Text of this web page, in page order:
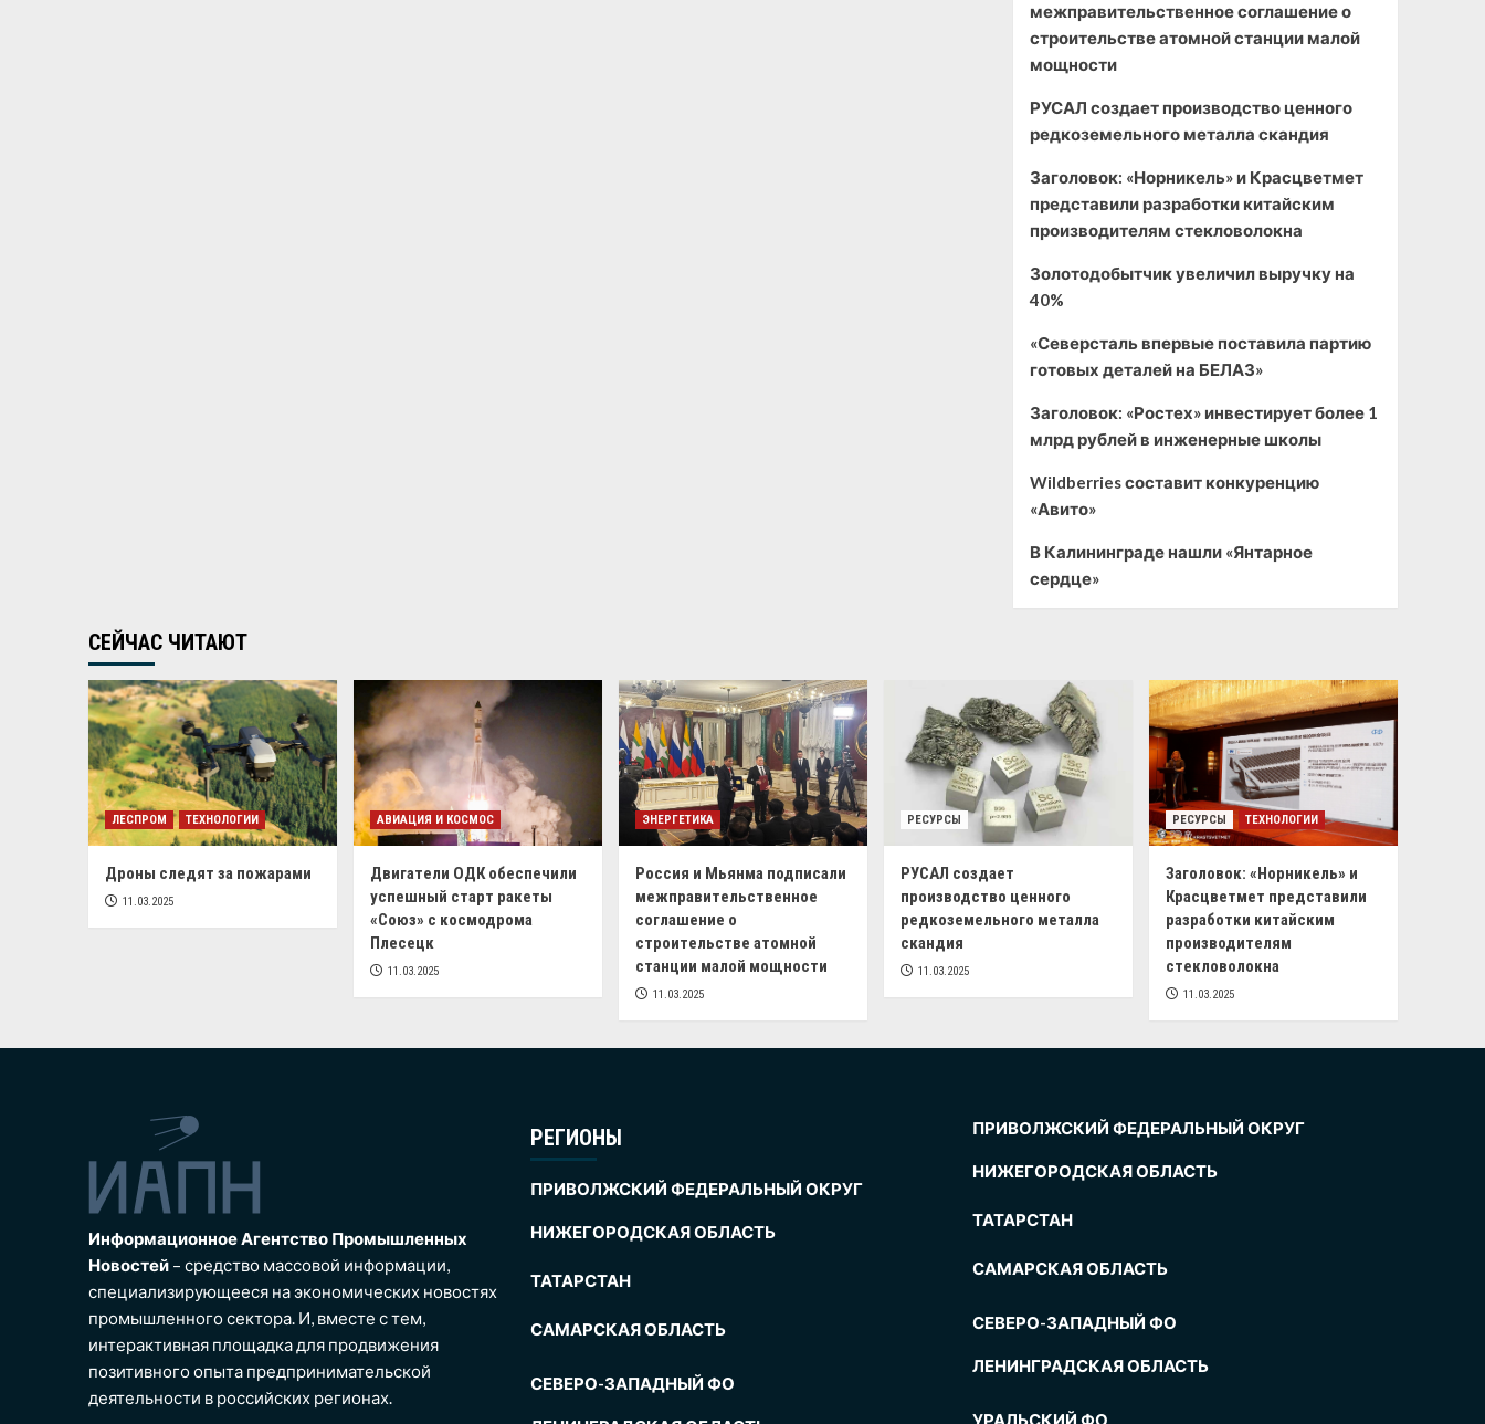
межправительственное соглашение о
строительстве атомной станции малой
мощности
РУСАЛ создает производство ценного
редкоземельного металла скандия
Заголовок: «Норникель» и Красцветмет
представили разработки китайским
производителям стекловолокна
Золотодобытчик увеличил выручку на
40%
«Северсталь впервые поставила партию
готовых деталей на БЕЛАЗ»
Заголовок: «Ростех» инвестирует более 1
млрд рублей в инженерные школы
Wildberries составит конкуренцию
«Авито»
В Калининграде нашли «Янтарное
сердце»
СЕЙЧАС ЧИТАЮТ
ЛЕСПРОМ ТЕХНОЛОГИИ
Дроны следят за пожарами
11.03.2025
АВИАЦИЯ И КОСМОС
Двигатели ОДК обеспечили
успешный старт ракеты
«Союз» с космодрома
Плесецк
11.03.2025
ЭНЕРГЕТИКА
Россия и Мьянма подписали
межправительственное
соглашение о
строительстве атомной
станции малой мощности
11.03.2025
РЕСУРСЫ
РУСАЛ создает
производство ценного
редкоземельного металла
скандия
11.03.2025
РЕСУРСЫ ТЕХНОЛОГИИ
Заголовок: «Норникель» и
Красцветмет представили
разработки китайским
производителям
стекловолокна
11.03.2025
Информационное Агентство Промышленных
Новостей– средство массовой информации,
специализирующееся на экономических новостях
промышленного сектора. И, вместе с тем,
интерактивная площадка для продвижения
позитивного опыта предпринимательской
деятельности в российских регионах.
РЕГИОНЫ
ПРИВОЛЖСКИЙ ФЕДЕРАЛЬНЫЙ ОКРУГ
НИЖЕГОРОДСКАЯ ОБЛАСТЬ
ТАТАРСТАН
САМАРСКАЯ ОБЛАСТЬ
СЕВЕРО-ЗАПАДНЫЙ ФО
ПРИВОЛЖСКИЙ ФЕДЕРАЛЬНЫЙ ОКРУГ
НИЖЕГОРОДСКАЯ ОБЛАСТЬ
ТАТАРСТАН
САМАРСКАЯ ОБЛАСТЬ
СЕВЕРО-ЗАПАДНЫЙ ФО
ЛЕНИНГРАДСКАЯ ОБЛАСТЬ
УРАЛЬСКИЙ ФО